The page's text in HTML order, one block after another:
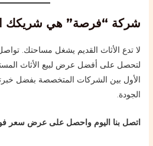
شركة “فرصة” هي شريكك
لا تدع الأثاث القديم يشغل مساحتك.
لتحصل على أفضل عرض لبيع الأثاث
الأول بين الشركات المتخصصة بفضل
الجودة.
اتصل بنا اليوم واحصل على عرض سعر